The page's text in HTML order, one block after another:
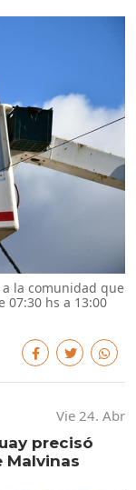
la comunidad que
hs a 13:00
Vie 24. Abr
precisó
Malvinas